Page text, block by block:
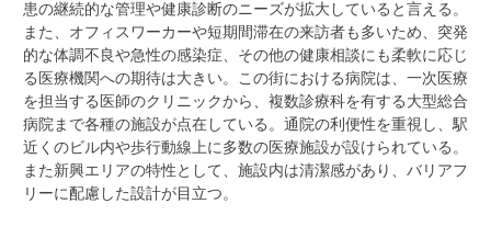
患の継続的な管理や健康診断のニーズが拡大していると言える。
また、オフィスワーカーや短期間滞在の来訪者も多いため、突発
的な体調不良や急性の感染症、その他の健康相談にも柔軟に応じ
る医療機関への期待は大きい。この街における病院は、一次医療
を担当する医師のクリニックから、複数診療科を有する大型総合
病院まで各種の施設が点在している。通院の利便性を重視し、駅
近くのビル内や歩行動線上に多数の医療施設が設けられている。
また新興エリアの特性として、施設内は清潔感があり、バリアフ
リーに配慮した設計が目立つ。